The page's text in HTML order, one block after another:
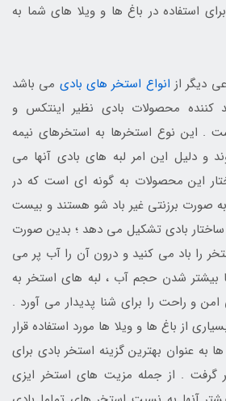
استفاده در باغ ها و ویلا های شما به
دیگر از انواع استخر های بادی می باشد
کننده محصولات بادی نظیر اینتکس و
. این نوع استخرها به استخرهای نیمه
و دلیل این امر لبه های بادی آنها می
این محصولات به گونه ای است که در
صورت برزنتی غیر باد شو هستند و بیست
ساختار بادی تشکیل می دهد ؛ بدین صورت
را باد می کنید و درون آن را آب پر می
بیشتر شدن حجم آب ، لبه های استخر به
و راحت را برای شنا پدیدار می آورد .
از باغ ها و ویلا ها مورد استفاده قرار
به عنوان بهترین گزینه استخر بادی برای
گرفت . از جمله مزیت های استخر ایزی